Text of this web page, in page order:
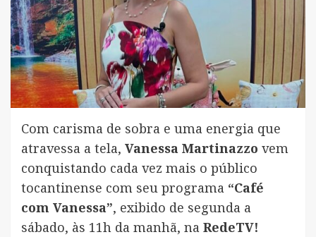
Com carisma de sobra e uma energia que
atravessa a tela, Vanessa Martinazzo vem
conquistando cada vez mais o público
tocantinense com seu programa “Café
com Vanessa”, exibido de segunda a
sábado, às 11h da manhã, na RedeTV!